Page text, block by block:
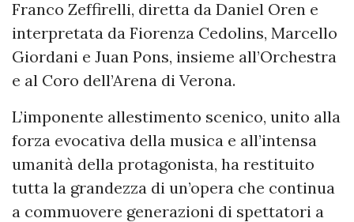
Franco Zeffirelli, diretta da Daniel Oren e
interpretata da Fiorenza Cedolins, Marcello
Giordani e Juan Pons, insieme all’Orchestra
e al Coro dell’Arena di Verona.
L’imponente allestimento scenico, unito alla
forza evocativa della musica e all’intensa
umanità della protagonista, ha restituito
tutta la grandezza di un’opera che continua
a commuovere generazioni di spettatori a